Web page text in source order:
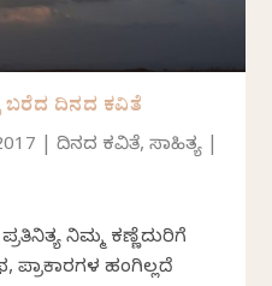
ಬರೆದ ದಿನದ ಕವಿತೆ
|ದಿನದ ಕವಿತೆ,ಸಾಹಿತ್ಯ
ನಿಮ್ಮ ಕಣ್ಣೆದುರಿಗೆ
ಹಂಗಿಲ್ಲದೆ